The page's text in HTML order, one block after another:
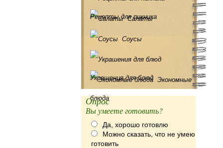
Рецепты для пикника
Салаты
Соусы
Украшения для блюд Экономные
блюда
Опрос
Вы умеете готовить?
Да, хорошо готовлю
Можно сказать, что не умею
готовить